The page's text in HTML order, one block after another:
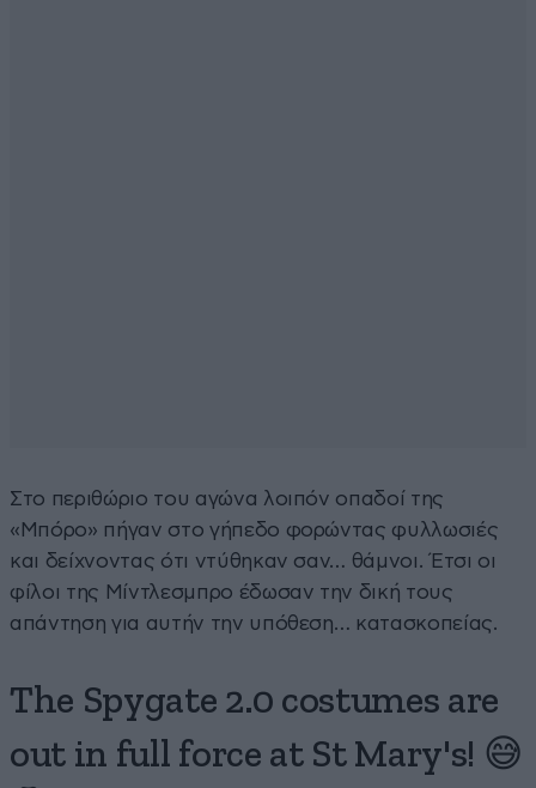
Στο περιθώριο του αγώνα λοιπόν οπαδοί της
«Μπόρο» πήγαν στο γήπεδο φορώντας φυλλωσιές
και δείχνοντας ότι ντύθηκαν σαν… θάμνοι. Έτσι οι
φίλοι της Μίντλεσμπρο έδωσαν την δική τους
απάντηση για αυτήν την υπόθεση… κατασκοπείας.
The Spygate 2.0 costumes are
out in full force at St Mary's! 😅